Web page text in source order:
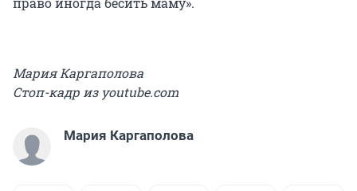
Мария Каргаполова
Стоп-кадр из youtube.com
Мария Каргаполова